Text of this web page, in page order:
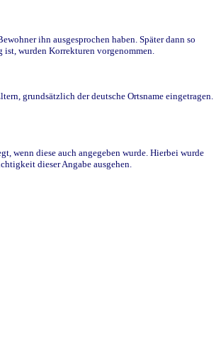
ihn ausgesprochen haben. Später dann so
wurden Korrekturen vorgenommen.
grundsätzlich der deutsche Ortsname eingetragen.
wenn diese auch angegeben wurde. Hierbei wurde
dieser Angabe ausgehen.